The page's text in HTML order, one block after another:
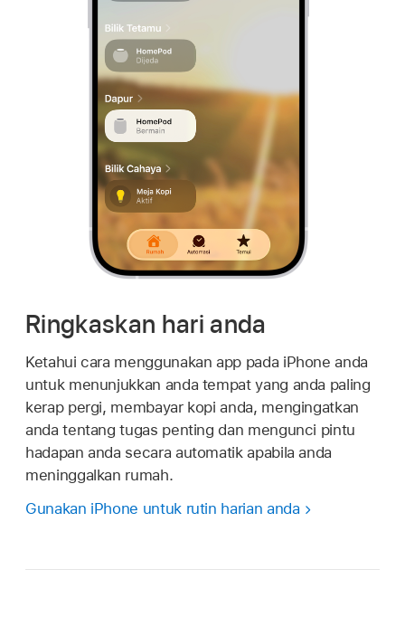
Ringkaskan hari anda
Ketahui cara menggunakan app pada iPhone anda
untuk menunjukkan anda tempat yang anda paling
kerap pergi, membayar kopi anda, mengingatkan
anda tentang tugas penting dan mengunci pintu
hadapan anda secara automatik apabila anda
meninggalkan rumah.
Gunakan iPhone untuk rutin harian anda